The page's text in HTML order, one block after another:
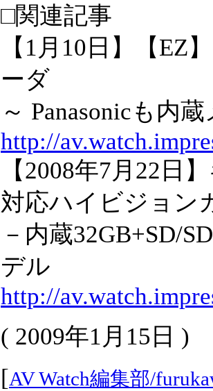
□関連記事
【1月10日】【EZ
ーダ
～ Panasonicも内
http://
【2008年7月22日
対応ハイビジョン
－内蔵32GB+SD/
デル
http://
( 2009年1月15日 )
[AV Watch編集部/